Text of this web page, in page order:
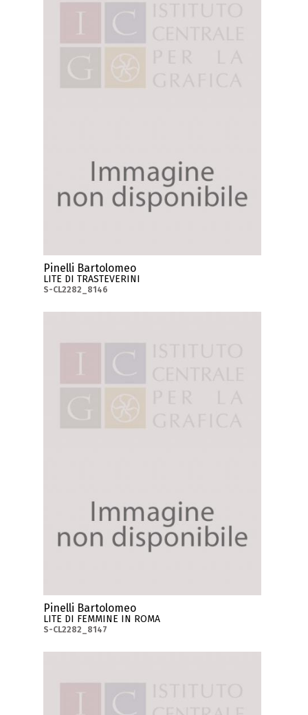
Pinelli Bartolomeo
LITE DI TRASTEVERINI
S-CL2282_8146
Pinelli Bartolomeo
LITE DI FEMMINE IN ROMA
S-CL2282_8147